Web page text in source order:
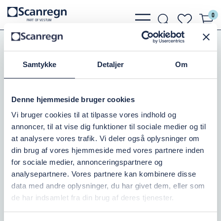
Samtykke Detaljer Om
Denne hjemmeside bruger cookies
Vi bruger cookies til at tilpasse vores indhold og
annoncer, til at vise dig funktioner til sociale medier og til
at analysere vores trafik. Vi deler også oplysninger om
din brug af vores hjemmeside med vores partnere inden
for sociale medier, annonceringspartnere og
analysepartnere. Vores partnere kan kombinere disse
data med andre oplysninger, du har givet dem, eller som
de har indsamlet fra din brug af deres tjenester.
PARTOF VESTUM
bars
light
search
light
heart 0
Pumper
Grundfos SQE
KABELSAMLESÆT 3X1,5MM2 MONT.
Varenr.:
På lager: 1000+
1.097,50 DKKinkl. moms
Læg i kurv